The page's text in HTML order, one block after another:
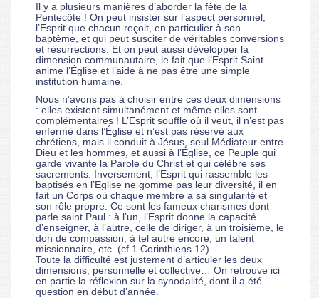
Il y a plusieurs manières d’aborder la fête de la
Pentecôte ! On peut insister sur l’aspect personnel,
l’Esprit que chacun reçoit, en particulier à son
baptême, et qui peut susciter de véritables conversions
et résurrections. Et on peut aussi développer la
dimension communautaire, le fait que l’Esprit Saint
anime l’Église et l’aide à ne pas être une simple
institution humaine.
Nous n’avons pas à choisir entre ces deux dimensions
: elles existent simultanément et même elles sont
complémentaires ! L’Esprit souffle où il veut, il n’est pas
enfermé dans l’Église et n’est pas réservé aux
chrétiens, mais il conduit à Jésus, seul Médiateur entre
Dieu et les hommes, et aussi à l’Église, ce Peuple qui
garde vivante la Parole du Christ et qui célèbre ses
sacrements. Inversement, l’Esprit qui rassemble les
baptisés en l’Eglise ne gomme pas leur diversité, il en
fait un Corps où chaque membre a sa singularité et
son rôle propre. Ce sont les fameux charismes dont
parle saint Paul : à l’un, l’Esprit donne la capacité
d’enseigner, à l’autre, celle de diriger, à un troisième, le
don de compassion, à tel autre encore, un talent
missionnaire, etc. (cf 1 Corinthiens 12)
Toute la difficulté est justement d’articuler les deux
dimensions, personnelle et collective… On retrouve ici
en partie la réflexion sur la synodalité, dont il a été
question en début d’année.